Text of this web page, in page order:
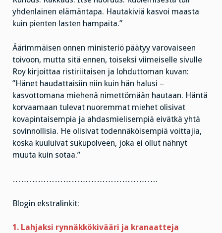
yhdenlainen elämäntapa. Hautakiviä kasvoi maasta
kuin pienten lasten hampaita.”
Äärimmäisen onnen ministeriö päätyy varovaiseen
toivoon, mutta sitä ennen, toiseksi viimeiselle sivulle
Roy kirjoittaa ristiriitaisen ja lohduttoman kuvan:
”Hänet haudattaisiin niin kuin hän halusi –
kasvottomana miehenä nimettömään hautaan. Häntä
korvaamaan tulevat nuoremmat miehet olisivat
kovapintaisempia ja ahdasmielisempiä eivätkä yhtä
sovinnollisia. He olisivat todennäköisempiä voittajia,
koska kuuluivat sukupolveen, joka ei ollut nähnyt
muuta kuin sotaa.”
…………………………………………….
Blogin ekstralinkit:
1. Lahjaksi rynnäkkökivääri ja kranaatteja